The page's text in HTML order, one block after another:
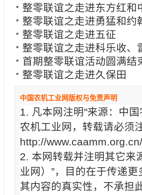
整零联谊之走进东方红和
整零联谊之走进勇猛和约
整零联谊之走进五征
整零联谊之走进科乐收、
首期整零联谊活动圆满结
整零联谊之走进久保田
中国农机工业网版权与免责声明
1. 凡本网注明"来源：中
农机工业网，转载请必须
http://
2. 本网转载并注明其它来
业网）”，目的在于传递
其内容的真实性，不承担